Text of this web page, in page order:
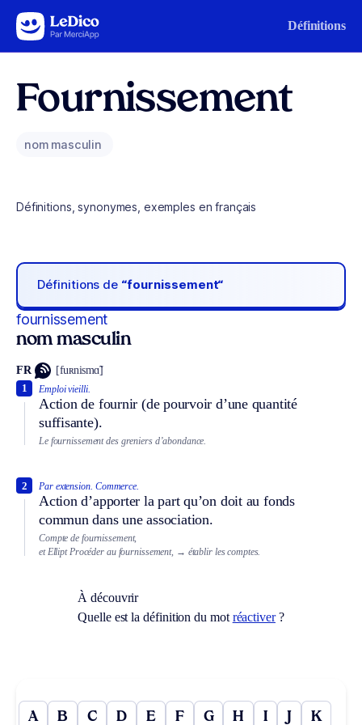
Aller au contenu Définitions
Fournissement
nom masculin
Définitions, synonymes, exemples en français
Définitions de “fournissement“
fournissement
nom masculin
FR [fuʀnismɑ̃]
Emploi vieilli.
Action de fournir (de pourvoir d’une quantité
suffisante).
1
Le fournissement des greniers d’abondance.
Par extension. Commerce.
Action d’apporter la part qu’on doit au fonds
commun dans une association.
2
Compte de fournissement,
et Ellipt Procéder au fournissement, → établir les comptes.
À découvrir
Quelle est la définition du mot réactiver?
A B C D E F G H I J K